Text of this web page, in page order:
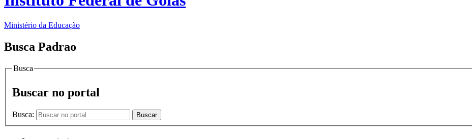
Ministério da Educação
Busca Padrao
Busca
Buscar no portal
Busca: Buscar